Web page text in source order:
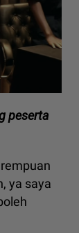
peserta
ya saya